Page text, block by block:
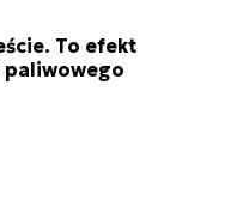
To efekt
paliwowego